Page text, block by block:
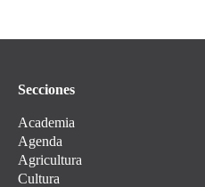
Secciones
Academia
Agenda
Agricultura
Cultura